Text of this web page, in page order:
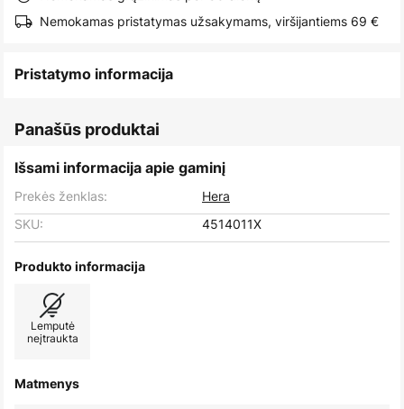
imagesNemokamas pristatymas užsakymams, viršijantiems 69 €
Pristatymo informacija
Panašūs produktai
Išsami informacija apie gaminį
Prekės ženklas:
Hera
SKU:
4514011X
Produkto informacija
Lemputė
neįtraukta
Matmenys